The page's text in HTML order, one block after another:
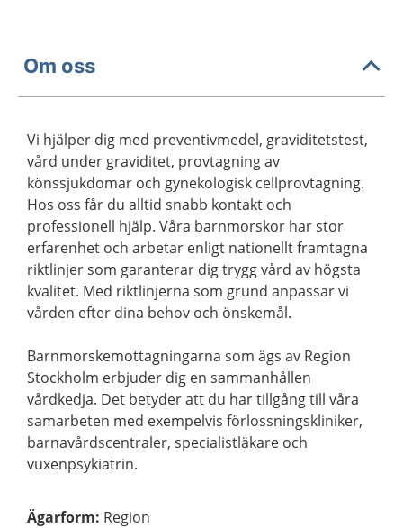
Om oss
Vi hjälper dig med preventivmedel, graviditetstest,
vård under graviditet, provtagning av
könssjukdomar och gynekologisk cellprovtagning.
Hos oss får du alltid snabb kontakt och
professionell hjälp. Våra barnmorskor har stor
erfarenhet och arbetar enligt nationellt framtagna
riktlinjer som garanterar dig trygg vård av högsta
kvalitet. Med riktlinjerna som grund anpassar vi
vården efter dina behov och önskemål.
Barnmorskemottagningarna som ägs av Region
Stockholm erbjuder dig en sammanhållen
vårdkedja. Det betyder att du har tillgång till våra
samarbeten med exempelvis förlossningskliniker,
barnavårdscentraler, specialistläkare och
vuxenpsykiatrin.
Ägarform: Region